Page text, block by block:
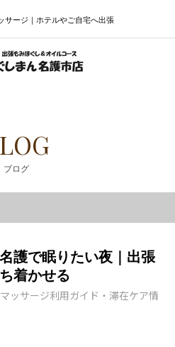
サージ｜ホテルやご自宅へ出張
ブログ
張マッサージ利用ガイド・滞在ケア情報
護で眠りたい夜｜出張
着かせる
ッサージ利用ガイド・滞在ケア情